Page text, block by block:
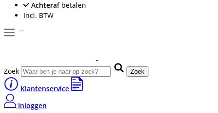
Achterafbetalen
Incl. BTW
Zoek Zoek
Klantenservice
Inloggen